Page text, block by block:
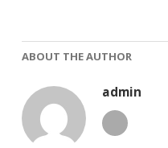
ABOUT THE AUTHOR
admin